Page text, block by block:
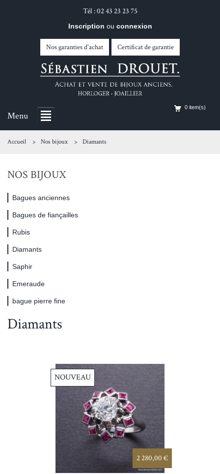
0 item(s)
Inscription ou connexion
Tél : 02 43 23 23 75
Nos garanties d'achat Certificat de garantie
Menu
Accueil Nos bijoux Diamants
NOS BIJOUX
Bagues anciennes
Bagues de fiançailles
Rubis
Diamants
Saphir
Emeraude
bague pierre fine
Diamants
2 280,00 €
NOUVEAU